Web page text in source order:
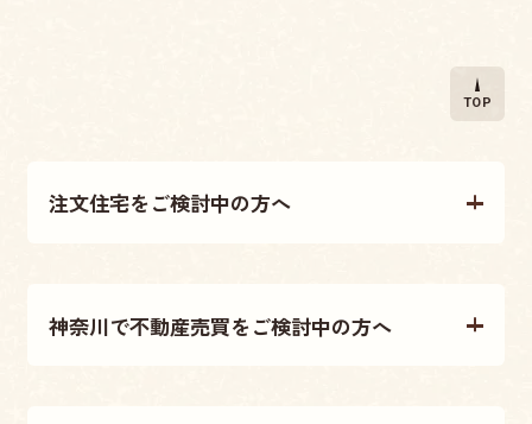
注文住宅をご検討中の方へ
施工事例
神奈川で不動産売買をご検討中の方へ
TOP